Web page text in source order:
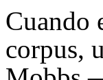
Cuando
corpus,